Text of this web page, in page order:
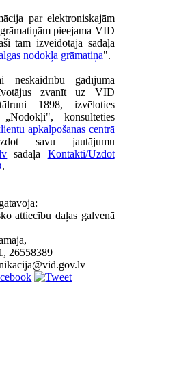
par elektroniskajām
pieejama VID
tam izveidotajā sadaļā
nodokļa grāmatiņa".
neskaidrību gadījumā
zvanīt uz VID
1898, izvēloties
konsultēties
apkalpošanas centrā
savu jautājumu
sadaļā Kontakti/Uzdot
.
attiecību daļas galvenā
26558389